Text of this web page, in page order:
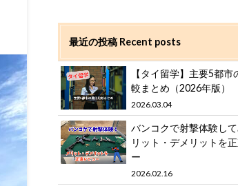
最近の投稿 Recent posts
【タイ留学】主要5都市
較まとめ（2026年版）
2026.03.04
バンコクで射撃体験し
リット・デメリットを
ー
2026.02.16